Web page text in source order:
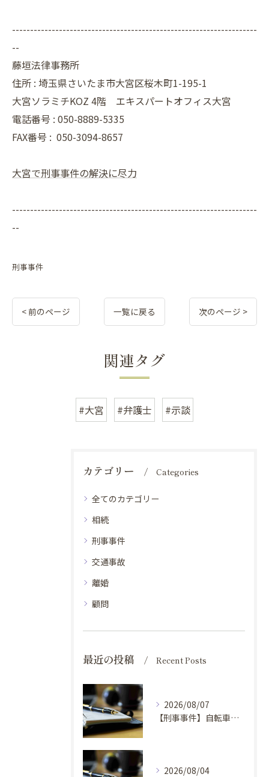
--------------------------------------------------------------------
--
藤垣法律事務所
住所 : 埼玉県さいたま市大宮区桜木町1-195-1
大宮ソラミチKOZ 4階 エキスパートオフィス大宮
電話番号 : 050-8889-5335
FAX番号 : 050-3094-8657
大宮で刑事事件の解決に尽力
--------------------------------------------------------------------
--
刑事事件
< 前のページ 一覧に戻る 次のページ >
関連タグ
#大宮 #弁護士 #示談
カテゴリー Categories
全てのカテゴリー
相続
刑事事件
交通事故
離婚
顧問
最近の投稿 Recent Posts
2026/08/07
【刑事事件】自転車窃盗事件の弁護士を選ぶ基準①
2026/08/04